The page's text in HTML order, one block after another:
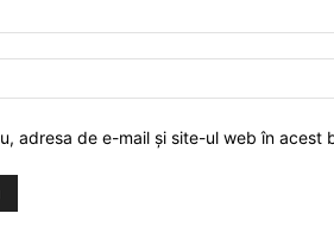
adresa de e-mail și site-ul web în